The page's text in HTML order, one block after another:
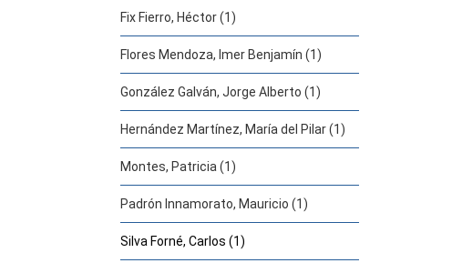
Fix Fierro, Héctor (1)
Flores Mendoza, Imer Benjamín (1)
González Galván, Jorge Alberto (1)
Hernández Martínez, María del Pilar (1)
Montes, Patricia (1)
Padrón Innamorato, Mauricio (1)
Silva Forné, Carlos (1)